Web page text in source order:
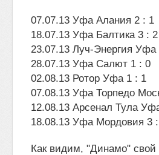
07.07.13 Уфа Алания 2 : 1
18.07.13 Уфа Балтика 3 : 2
23.07.13 Луч-Энергия Уфа
28.07.13 Уфа Салют 1 : 0
02.08.13 Ротор Уфа 1 : 1
07.08.13 Уфа Торпедо
12.08.13 Арсенал Тула
18.08.13 Уфа Мордовия 3
Как видим, "Динамо" свой